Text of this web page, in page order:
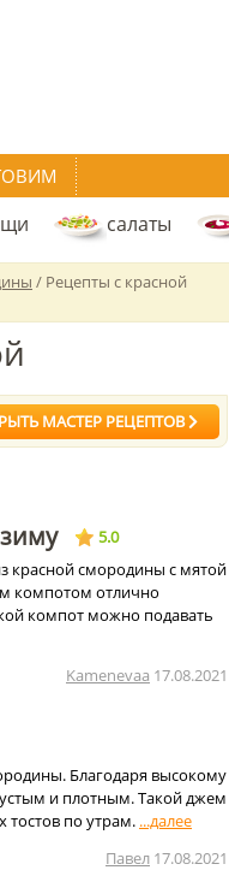
салаты
/ Рецепты с красной
МАСТЕР РЕЦЕПТОВ
5.0
красной смородины с мятой
компотом отлично
компот можно подавать
Kamenevaa 17.08.2021
Благодаря высокому
и плотным. Такой джем
тостов по утрам.
Павел 17.08.2021